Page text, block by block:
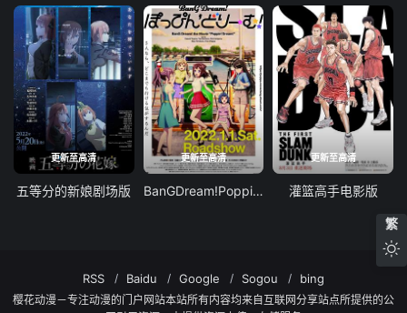
更新至高清
五等分的新娘剧场版
更新至高清
BanGDream!PoppinDream!
更新至高清
灌篮高手电影版
繁
RSS Baidu Google Sogou bing
樱花动漫－专注动漫的门户网站本站所有内容均来自互联网分享站点所提供的公